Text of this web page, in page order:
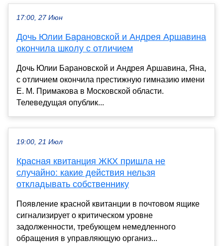
17:00, 27 Июн
Дочь Юлии Барановской и Андрея Аршавина
окончила школу с отличием
Дочь Юлии Барановской и Андрея Аршавина, Яна,
с отличием окончила престижную гимназию имени
Е. М. Примакова в Московской области.
Телеведущая опублик...
19:00, 21 Июл
Красная квитанция ЖКХ пришла не
случайно: какие действия нельзя
откладывать собственнику
Появление красной квитанции в почтовом ящике
сигнализирует о критическом уровне
задолженности, требующем немедленного
обращения в управляющую организ...